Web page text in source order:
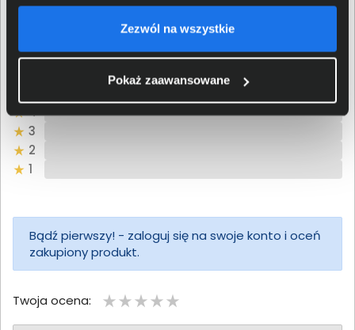
Zezwól na wszystkie
Pokaż zaawansowane
Oceń produkt
0/5
4
3
2
1
Bądź pierwszy! - zaloguj się na swoje konto i oceń
zakupiony produkt.
Twoja ocena: